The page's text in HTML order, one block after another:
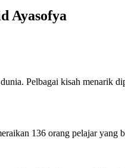
Ayasofya
Pelbagai kisah menarik
136 orang pelajar yang